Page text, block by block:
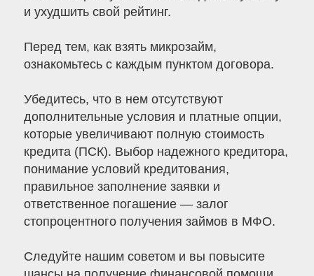
и ухудшить свой рейтинг.
Перед тем, как взять микрозайм,
ознакомьтесь с каждым пунктом договора.
Убедитесь, что в нем отсутствуют
дополнительные условия и платные опции,
которые увеличивают полную стоимость
кредита (ПСК). Выбор надежного кредитора,
понимание условий кредитования,
правильное заполнение заявки и
ответственное погашение — залог
стопроцентного получения займов в МФО.
Следуйте нашим советом и вы повысите